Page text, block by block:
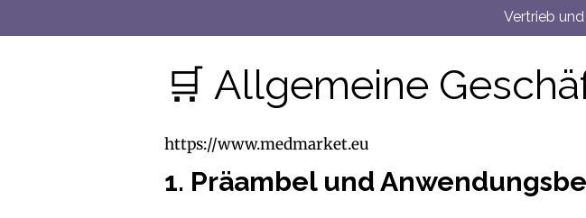
Vertrieb
🛒 Allgemeine
https://www.medmarket.eu
1. Präambel und